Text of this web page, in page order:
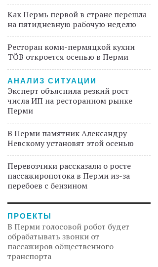
Как Пермь первой в стране перешла
на пятидневную рабочую неделю
Ресторан коми-пермяцкой кухни
TÖB откроется осенью в Перми
АНАЛИЗ СИТУАЦИИ
Эксперт объяснила резкий рост
числа ИП на ресторанном рынке
Перми
В Перми памятник Александру
Невскому установят этой осенью
Перевозчики рассказали о росте
пассажиропотока в Перми из-за
перебоев с бензином
ПРОЕКТЫ
В Перми голосовой робот будет
обрабатывать звонки от
пассажиров общественного
транспорта